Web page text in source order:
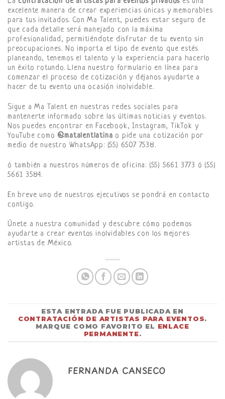
excelente manera de crear experiencias únicas y memorables
para tus invitados. Con Ma Talent, puedes estar seguro de
que cada detalle será manejado con la máxima
profesionalidad, permitiéndote disfrutar de tu evento sin
preocupaciones. No importa el tipo de evento que estés
planeando, tenemos el talento y la experiencia para hacerlo
un éxito rotundo. Llena nuestro formulario en línea para
comenzar el proceso de cotización y déjanos ayudarte a
hacer de tu evento una ocasión inolvidable.
Sigue a Ma Talent en nuestras redes sociales para
mantenerte informado sobre las últimas noticias y eventos.
Nos puedes encontrar en Facebook, Instagram, TikTok y
YouTube como @matalentlatina o pide una cotización por
medio de nuestro WhatsApp: (55) 6507 7538.
ó también a nuestros números de oficina: (55) 5661 3773 ó (55)
5661 3584.
En breve uno de nuestros ejecutivos se pondrá en contacto
contigo.
Únete a nuestra comunidad y descubre cómo podemos
ayudarte a crear eventos inolvidables con los mejores
artistas de México.
ESTA ENTRADA FUE PUBLICADA EN
CONTRATACIÓN DE ARTISTAS PARA EVENTOS.
MARQUE COMO FAVORITO EL ENLACE
PERMANENTE.
FERNANDA CANSECO